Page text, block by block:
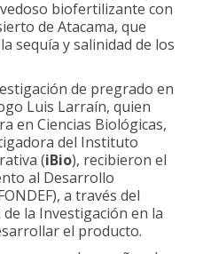
biofertilizante con
de Atacama, que
sequía y salinidad de los
de pregrado en
Luis Larraín, quien
en Ciencias Biológicas,
del Instituto
(iBio), recibieron el
al Desarrollo
a través del
la Investigación en la
el producto.